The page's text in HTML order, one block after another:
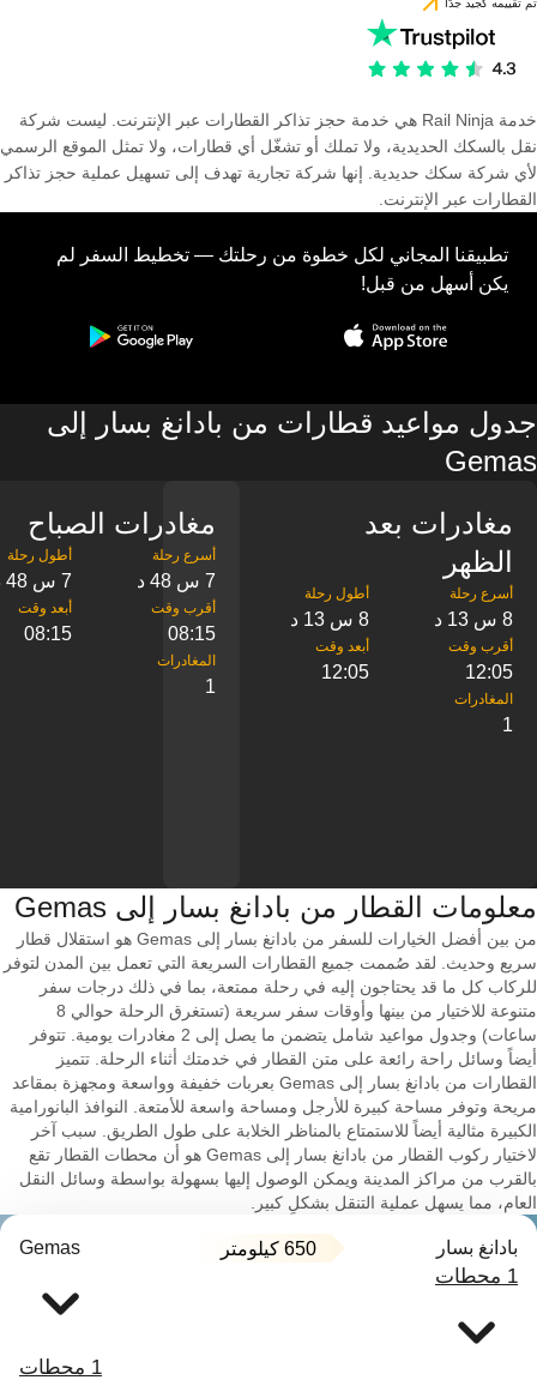
تم تقييمه كجيد جدًا
خدمة Rail Ninja هي خدمة حجز تذاكر القطارات عبر الإنترنت. ليست شركة
نقل بالسكك الحديدية، ولا تملك أو تشغّل أي قطارات، ولا تمثل الموقع الرسمي
لأي شركة سكك حديدية. إنها شركة تجارية تهدف إلى تسهيل عملية حجز تذاكر
القطارات عبر الإنترنت.
تطبيقنا المجاني لكل خطوة من رحلتك — تخطيط السفر لم
يكن أسهل من قبل!
جدول مواعيد قطارات من بادانغ بسار إلى
Gemas
مغادرات بعد
الظهر
8 س 13 د 8 س 13 د
12:05
12:05
1
مغادرات الصباح
7 س 48 د 7 س 48 د
08:15
08:15
1
معلومات القطار من ‎بادانغ بسار إلى ‎Gemas
من بين أفضل الخيارات للسفر من بادانغ بسار إلى Gemas هو استقلال قطار
سريع وحديث. لقد صُممت جميع القطارات السريعة التي تعمل بين المدن لتوفر
للركاب كل ما قد يحتاجون إليه في رحلة ممتعة، بما في ذلك درجات سفر
متنوعة للاختيار من بينها وأوقات سفر سريعة (تستغرق الرحلة حوالي 8
ساعات) وجدول مواعيد شامل يتضمن ما يصل إلى 2 مغادرات يومية. تتوفر
أيضاً وسائل راحة رائعة على متن القطار في خدمتك أثناء الرحلة. تتميز
القطارات من بادانغ بسار إلى Gemas بعربات خفيفة وواسعة ومجهزة بمقاعد
مريحة وتوفر مساحة كبيرة للأرجل ومساحة واسعة للأمتعة. النوافذ البانورامية
الكبيرة مثالية أيضاً للاستمتاع بالمناظر الخلابة على طول الطريق. سبب آخر
لاختيار ركوب القطار من بادانغ بسار إلى Gemas هو أن محطات القطار تقع
بالقرب من مراكز المدينة ويمكن الوصول إليها بسهولة بواسطة وسائل النقل
العام، مما يسهل عملية التنقل بشكلٍ كبير.
بادانغ بسار 650 كيلومتر Gemas
1 محطات
1 محطات